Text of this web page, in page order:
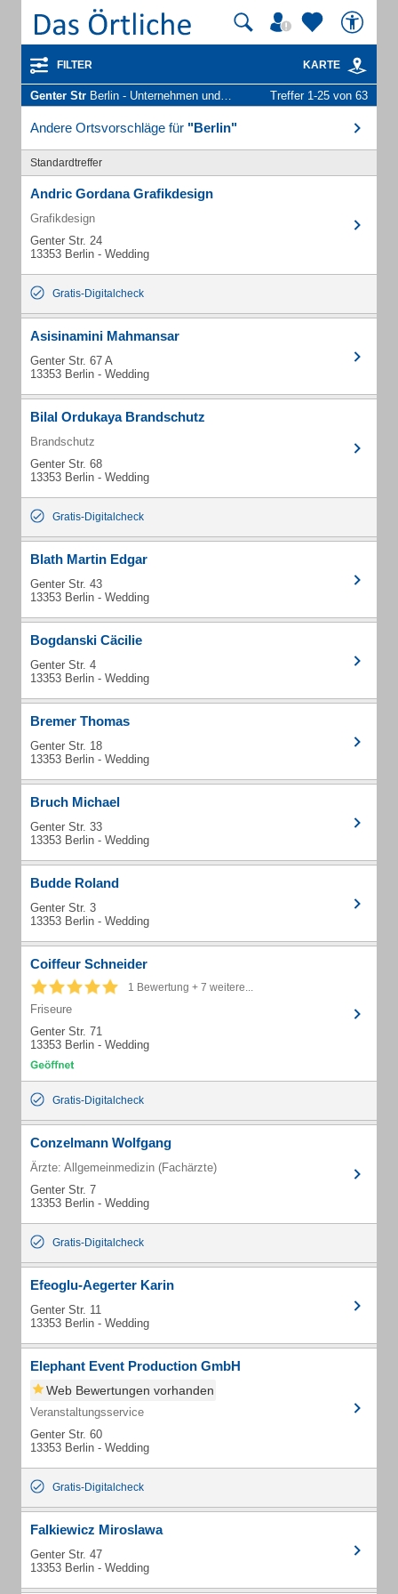
FILTER KARTE
Genter Str Berlin - Unternehmen und Personen Treffer 1-25 von 63
Andere Ortsvorschläge für "Berlin"
Standardtreffer
Andric Gordana Grafikdesign
Grafikdesign
Genter Str. 24
13353 Berlin - Wedding
Gratis-Digitalcheck
Asisinamini Mahmansar
Genter Str. 67 A
13353 Berlin - Wedding
Bilal Ordukaya Brandschutz
Brandschutz
Genter Str. 68
13353 Berlin - Wedding
Gratis-Digitalcheck
Blath Martin Edgar
Genter Str. 43
13353 Berlin - Wedding
Bogdanski Cäcilie
Genter Str. 4
13353 Berlin - Wedding
Bremer Thomas
Genter Str. 18
13353 Berlin - Wedding
Bruch Michael
Genter Str. 33
13353 Berlin - Wedding
Budde Roland
Genter Str. 3
13353 Berlin - Wedding
Coiffeur Schneider
1 Bewertung + 7 weitere...
Friseure
Genter Str. 71
13353 Berlin - Wedding
Gratis-Digitalcheck
Conzelmann Wolfgang
Ärzte: Allgemeinmedizin (Fachärzte)
Genter Str. 7
13353 Berlin - Wedding
Gratis-Digitalcheck
Efeoglu-Aegerter Karin
Genter Str. 11
13353 Berlin - Wedding
Elephant Event Production GmbH
Web Bewertungen vorhanden
Veranstaltungsservice
Genter Str. 60
13353 Berlin - Wedding
Gratis-Digitalcheck
Falkiewicz Miroslawa
Genter Str. 47
13353 Berlin - Wedding